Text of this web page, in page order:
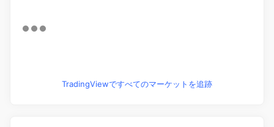
TradingViewですべてのマーケットを追跡